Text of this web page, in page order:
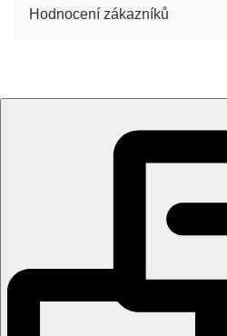
Hodnocení zákazníků